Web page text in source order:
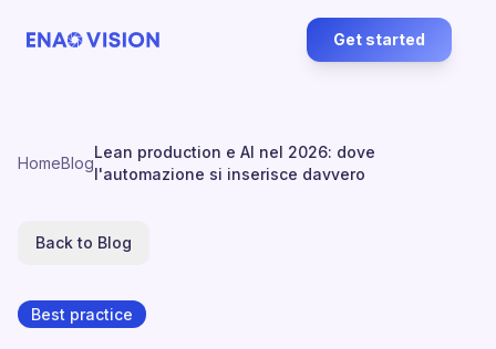
Get started
HomeBlog
Lean production e AI nel 2026: dove
l'automazione si inserisce davvero
Back to Blog
Best practice